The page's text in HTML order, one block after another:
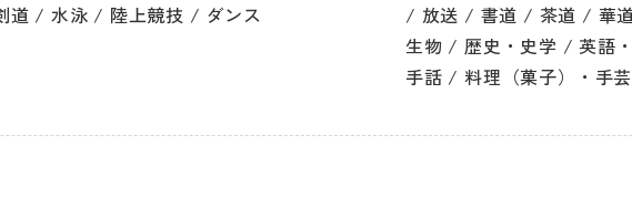
/ 水泳 / 陸上競技 / ダンス
/ 放送 / 書道 / 茶道 / 華
生物 / 歴史・史学 / 英語
手話 / 料理（菓子）・手